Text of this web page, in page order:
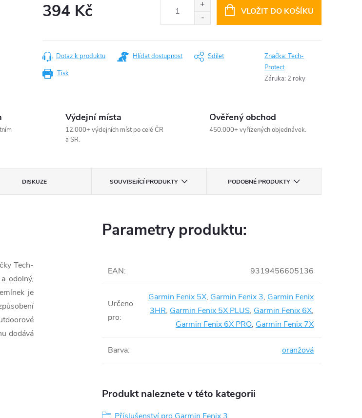
394 Kč VLOŽIT DO KOŠÍKU
Tisk
Dotaz k produktu Hlídat dostupnost Sdílet Značka:Tech-
Protect
Záruka: 2 roky
Výdejní místa
12.000+ výdejních míst po celé ČR
a SR.
Ověřený obchod
450.000+ vyřízených objednávek.
DISKUZE SOUVISEJÍCÍ PRODUKTY PODOBNÉ PRODUKTY
Tech-
odolný,
je
dodává
Parametry produktu:
EAN: 9319456605136
Určeno
pro:
Garmin Fenix 5X, Garmin Fenix 3, Garmin Fenix
3HR, Garmin Fenix 5X PLUS, Garmin Fenix 6X,
Garmin Fenix 6X PRO, Garmin Fenix 7X
Barva: oranžová
Produkt naleznete v této kategorii